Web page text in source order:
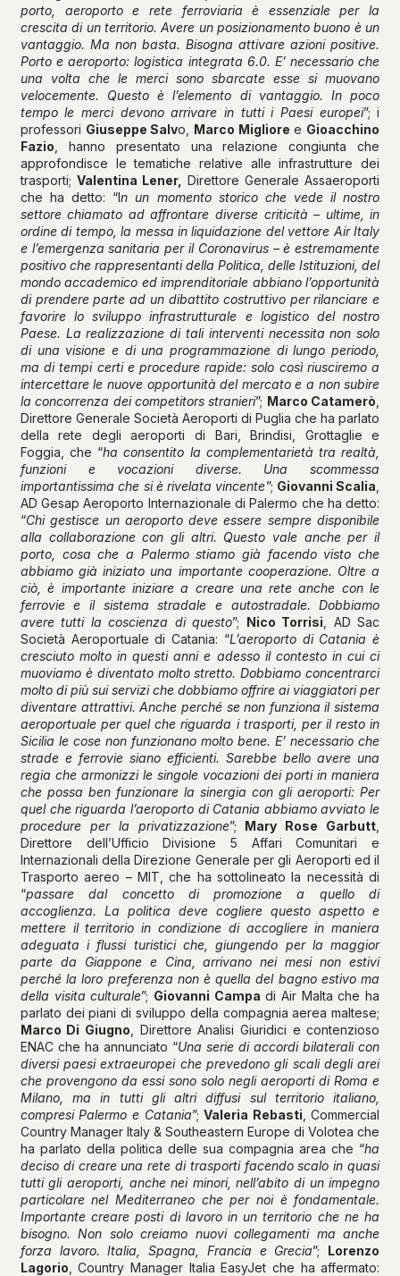
porto, aeroporto e rete ferroviaria è essenziale per la
crescita di un territorio. Avere un posizionamento buono è un
vantaggio. Ma non basta. Bisogna attivare azioni positive.
Porto e aeroporto: logistica integrata 6.0. E’ necessario che
una volta che le merci sono sbarcate esse si muovano
velocemente. Questo è l’elemento di vantaggio. In poco
tempo le merci devono arrivare in tutti i Paesi europei”; i
professori Giuseppe Salvo, Marco Migliore e Gioacchino
Fazio , hanno presentato una relazione congiunta che
approfondisce le tematiche relative alle infrastrutture dei
trasporti; Valentina Lener, Direttore Generale Assaeroporti
che ha detto: “In un momento storico che vede il nostro
settore chiamato ad affrontare diverse criticità – ultime, in
ordine di tempo, la messa in liquidazione del vettore Air Italy
e l’emergenza sanitaria per il Coronavirus – è estremamente
positivo che rappresentanti della Politica, delle Istituzioni, del
mondo accademico ed imprenditoriale abbiano l’opportunità
di prendere parte ad un dibattito costruttivo per rilanciare e
favorire lo sviluppo infrastrutturale e logistico del nostro
Paese. La realizzazione di tali interventi necessita non solo
di una visione e di una programmazione di lungo periodo,
ma di tempi certi e procedure rapide: solo così riusciremo a
intercettare le nuove opportunità del mercato e a non subire
la concorrenza dei competitors stranieri”; Marco Catamerò
Direttore Generale Società Aeroporti di Puglia che ha parlato
della rete degli aeroporti di Bari, Brindisi, Grottaglie e
Foggia, che “ha consentito la complementarietà tra realtà,
funzioni e vocazioni diverse. Una scommessa
importantissima che si è rivelata vincente”; Giovanni Scalia
AD Gesap Aeroporto Internazionale di Palermo che ha detto:
“Chi gestisce un aeroporto deve essere sempre disponibile
alla collaborazione con gli altri. Questo vale anche per il
porto, cosa che a Palermo stiamo già facendo visto che
abbiamo già iniziato una importante cooperazione. Oltre a
ciò, è importante iniziare a creare una rete anche con le
ferrovie e il sistema stradale e autostradale. Dobbiamo
avere tutti la coscienza di questo”; Nico Torrisi , AD Sac
Società Aeroportuale di Catania: “L’aeroporto di Catania è
cresciuto molto in questi anni e adesso il contesto in cui ci
muoviamo è diventato molto stretto. Dobbiamo concentrarci
molto di più sui servizi che dobbiamo offrire ai viaggiatori per
diventare attrattivi. Anche perché se non funziona il sistema
aeroportuale per quel che riguarda i trasporti, per il resto in
Sicilia le cose non funzionano molto bene. E’ necessario che
strade e ferrovie siano efficienti. Sarebbe bello avere una
regia che armonizzi le singole vocazioni dei porti in maniera
che possa ben funzionare la sinergia con gli aeroporti: Per
quel che riguarda l’aeroporto di Catania abbiamo avviato le
procedure per la privatizzazione”; Mary Rose Garbutt
Direttore dell’Ufficio Divisione 5 Affari Comunitari e
Internazionali della Direzione Generale per gli Aeroporti ed il
Trasporto aereo – MIT, che ha sottolineato la necessità di
“passare dal concetto di promozione a quello di
accoglienza. La politica deve cogliere questo aspetto e
mettere il territorio in condizione di accogliere in maniera
adeguata i flussi turistici che, giungendo per la maggior
parte da Giappone e Cina, arrivano nei mesi non estivi
perché la loro preferenza non è quella del bagno estivo ma
della visita culturale”; Giovanni Campa di Air Malta che ha
parlato dei piani di sviluppo della compagnia aerea maltese;
Marco Di Giugno , Direttore Analisi Giuridici e contenzioso
ENAC che ha annunciato “Una serie di accordi bilaterali con
diversi paesi extraeuropei che prevedono gli scali degli arei
che provengono da essi sono solo negli aeroporti di Roma e
Milano, ma in tutti gli altri diffusi sul territorio italiano,
compresi Palermo e Catania”;Valeria Rebasti , Commercial
Country Manager Italy & Southeastern Europe di Volotea che
ha parlato della politica delle sua compagnia area che “ha
deciso di creare una rete di trasporti facendo scalo in quasi
tutti gli aeroporti, anche nei minori, nell’abito di un impegno
particolare nel Mediterraneo che per noi è fondamentale.
Importante creare posti di lavoro in un territorio che ne ha
bisogno. Non solo creiamo nuovi collegamenti ma anche
forza lavoro. Italia, Spagna, Francia e Grecia”; Lorenzo
Lagorio , Country Manager Italia EasyJet che ha affermato: